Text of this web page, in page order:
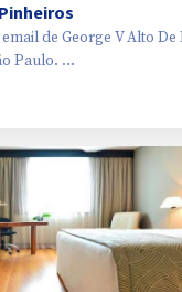
de George V Alto
Paulo. …